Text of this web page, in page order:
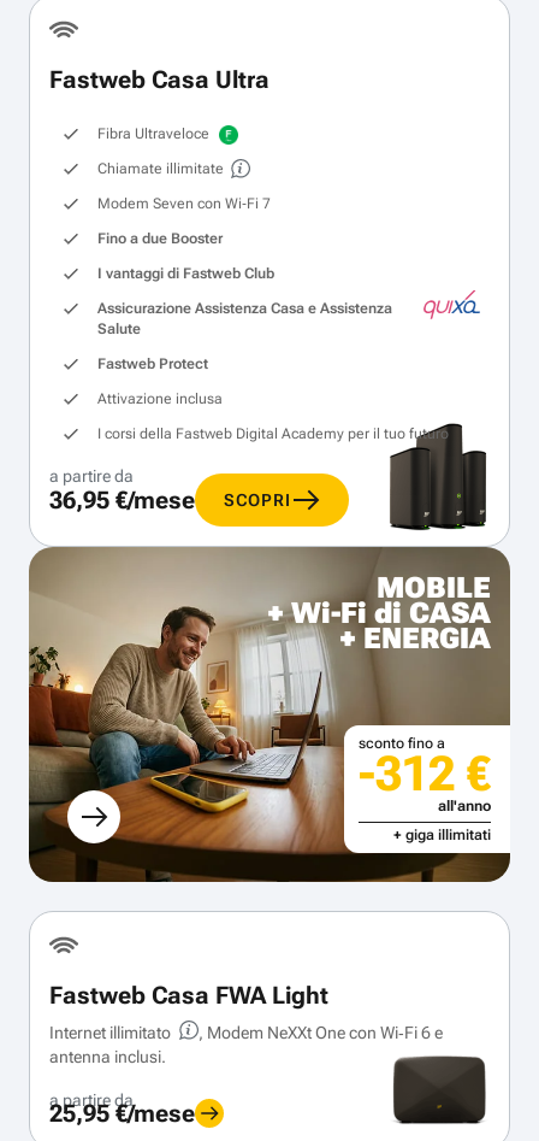
Fastweb Casa Ultra
Fibra Ultraveloce
Chiamate illimitate
Modem Seven con Wi‑Fi 7
Fino a due Booster
I vantaggi di Fastweb Club
Assicurazione Assistenza Casa e Assistenza
Salute
Fastweb Protect
Attivazione inclusa
I corsi della Fastweb Digital Academy per il tuo futuro
a partire da
36,95 €/mese SCOPRI
MOBILE
+ Wi-Fi di CASA
+ ENERGIA
sconto fino a
-312 €
all'anno
+ giga illimitati
Fastweb Casa FWA Light
Internet illimitato
, Modem NeXXt One con Wi‑Fi 6 e
antenna inclusi.
a partire da
25,95 €/mese